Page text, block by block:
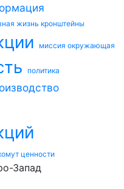
жизнь кронштейны
миссия окружающая
политика
ценности
Запад